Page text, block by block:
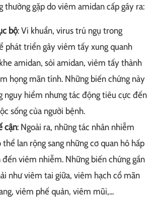
thường gặp do viêm amidan cấp gây ra:
bộ: Vi khuẩn, virus trú ngụ trong
phát triển gây viêm tấy xung quanh
amidan, sỏi amidan, viêm tấy thành
họng mãn tính. Những biến chứng này
nguy hiểm nhưng tác động tiêu cực đến
sống của người bệnh.
cận: Ngoài ra, những tác nhân nhiễm
lan rộng sang những cơ quan hô hấp
đến viêm nhiễm. Những biến chứng gần
như viêm tai giữa, viêm hạch cổ mãn
viêm phế quản, viêm mũi,...